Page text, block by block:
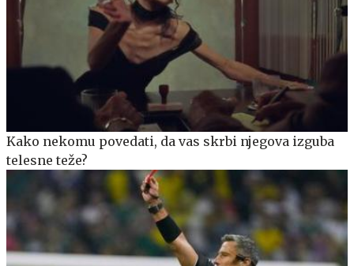
Kako nekomu povedati, da vas skrbi njegova izguba
telesne teže?